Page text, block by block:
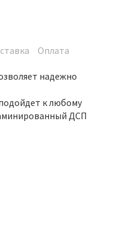
Оплата
надежно
к любому
ДСП